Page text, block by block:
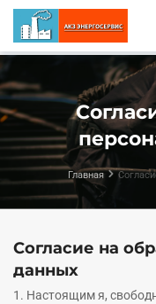
Главная
Согласие на
данных
1. Настоящим я,